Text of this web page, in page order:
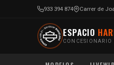
933 394 874 Carrer de
ESPACIO